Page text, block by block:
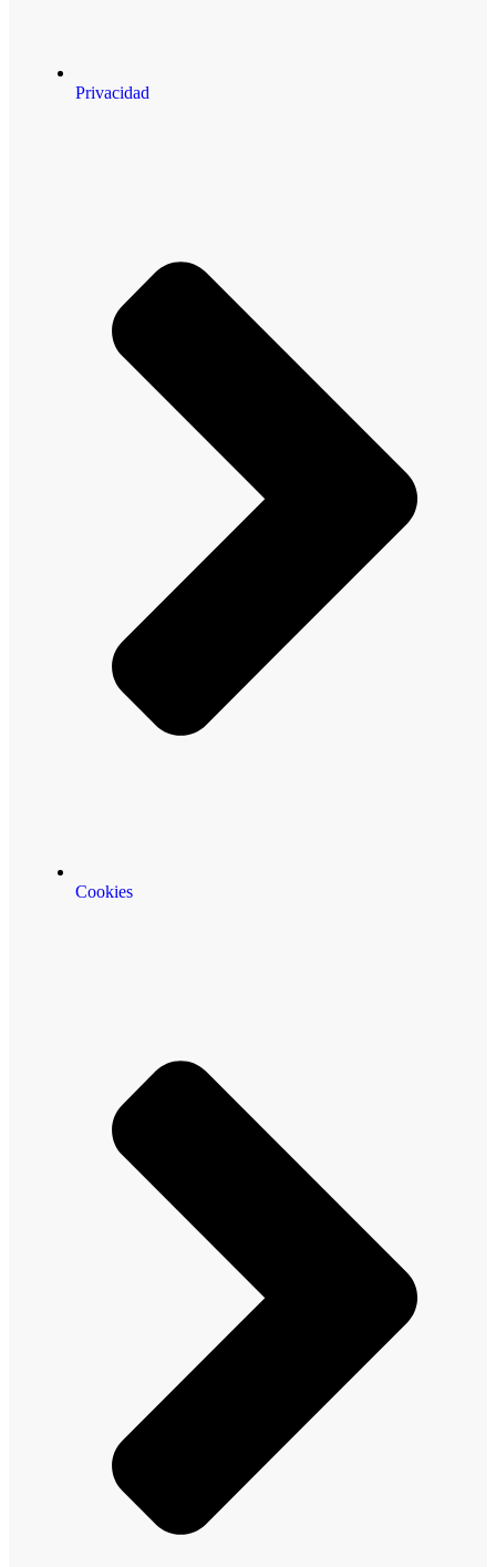
Privacidad
Cookies